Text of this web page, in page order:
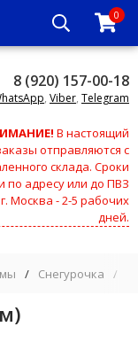
0
8 (920) 157-00-18
, Viber, Telegram
В настоящий
отправляются с
склада. Сроки
по адресу или до ПВЗ
Москва - 2-5 рабочих
дней.
/ Снегурочка /